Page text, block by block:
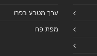
ערך מטבע בפרו
מפת פרו